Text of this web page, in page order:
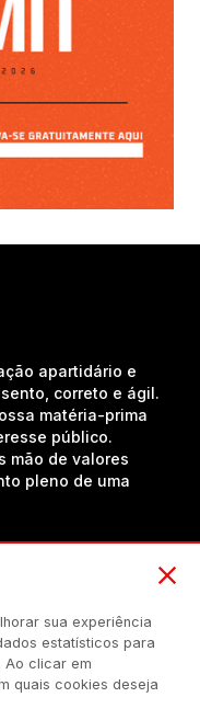
apartidário e
correto e ágil.
matéria-prima
público.
mão de valores
pleno de uma
sua experiência
estatísticos para
Ao clicar em
quais cookies deseja